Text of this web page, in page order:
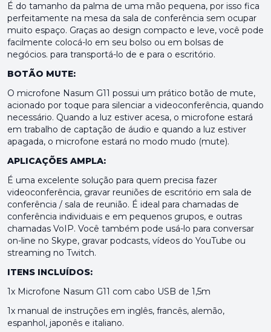
É do tamanho da palma de uma mão pequena, por isso fica
perfeitamente na mesa da sala de conferência sem ocupar
muito espaço. Graças ao design compacto e leve, você pode
facilmente colocá-lo em seu bolso ou em bolsas de
negócios. para transportá-lo de e para o escritório.
BOTÃO MUTE:
O microfone Nasum G11 possui um prático botão de mute,
acionado por toque para silenciar a videoconferência, quando
necessário. Quando a luz estiver acesa, o microfone estará
em trabalho de captação de áudio e quando a luz estiver
apagada, o microfone estará no modo mudo (mute).
APLICAÇÕES AMPLA:
É uma excelente solução para quem precisa fazer
videoconferência, gravar reuniões de escritório em sala de
conferência / sala de reunião. É ideal para chamadas de
conferência individuais e em pequenos grupos, e outras
chamadas VoIP. Você também pode usá-lo para conversar
on-line no Skype, gravar podcasts, vídeos do YouTube ou
streaming no Twitch.
ITENS INCLUÍDOS:
1x Microfone Nasum G11 com cabo USB de 1,5m
1x manual de instruções em inglês, francês, alemão,
espanhol, japonês e italiano.